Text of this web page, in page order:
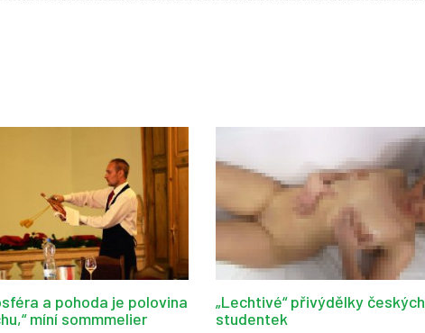
a pohoda je polovina
míní sommmelier
„Lechtivé“ přivýdělky českých
studentek